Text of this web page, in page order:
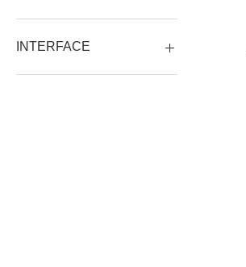
INTERFACE
M.2 2280